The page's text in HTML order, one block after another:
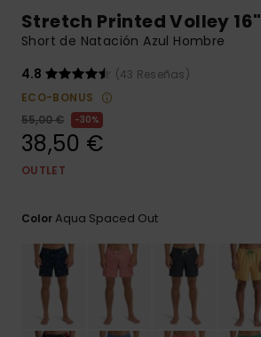
conversación
respuestas a
las preguntas
Stretch Printed Volley 16"
Short de Natación Azul Hombre
4.8
(43 Reseñas)
ECO-BONUS
55,00 €
30%
38,50 €
OUTLET
ColorAqua Spaced Out